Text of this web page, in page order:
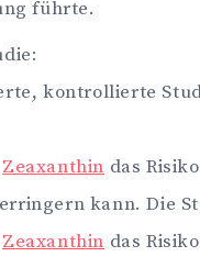
führte.
kontrollierte
Zeaxanthin das
kann. Die
Zeaxanthin das